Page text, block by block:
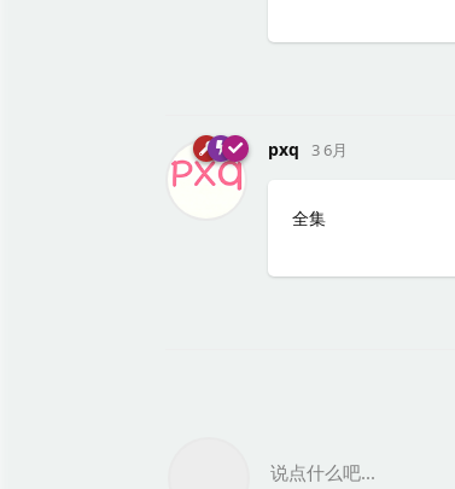
pxq 3 6月
全集
说点什么吧...